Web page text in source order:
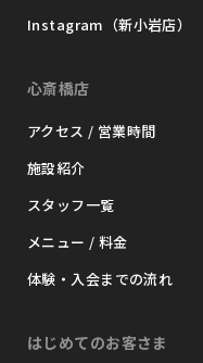
Instagram（新小岩店）
心斎橋店
アクセス / 営業時間
施設紹介
スタッフ一覧
メニュー / 料金
体験・入会までの流れ
はじめてのお客さま